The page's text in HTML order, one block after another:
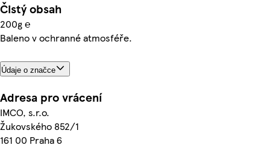
Čistý obsah
200g ℮
Baleno v ochranné atmosféře.
Údaje o značce
Adresa pro vrácení
IMCO, s.r.o.
Žukovského 852/1
161 00 Praha 6